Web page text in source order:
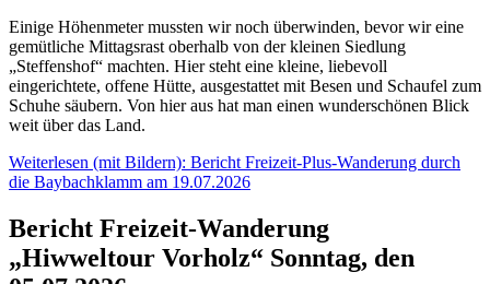
Einige Höhenmeter mussten wir noch überwinden, bevor wir eine
gemütliche Mittagsrast oberhalb von der kleinen Siedlung
„Steffenshof“ machten. Hier steht eine kleine, liebevoll
eingerichtete, offene Hütte, ausgestattet mit Besen und Schaufel zum
Schuhe säubern. Von hier aus hat man einen wunderschönen Blick
weit über das Land.
Weiterlesen (mit Bildern): Bericht Freizeit-Plus-Wanderung durch
die Baybachklamm am 19.07.2026
Bericht Freizeit-Wanderung
„Hiwweltour Vorholz“ Sonntag, den